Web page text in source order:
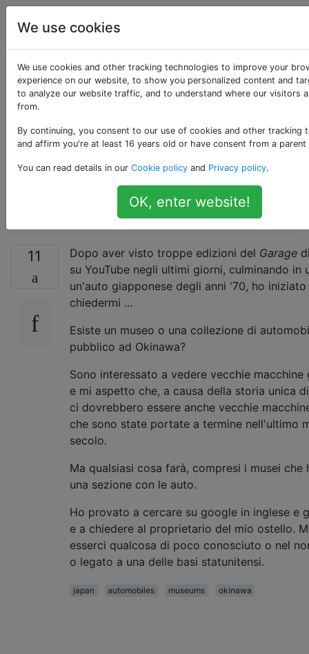
Viaggio
C'è qualche tipo di
museo
automobilistico in
qualsiasi parte di
Okinawa?
11 Dopo aver visto troppe edizioni del Garage
su YouTube negli ultimi giorni, culminando in
un'auto giapponese degli anni '70, ho iniziato
chiedermi ...
Esiste un museo o una collezione di
pubblico ad Okinawa?
Sono interessato a vedere vecchie macchine
e mi aspetto che, a causa della storia unica
ci dovrebbero essere anche vecchie
che sono state portate a termine nell'ultimo
secolo.
Ma qualsiasi cosa farà, compresi i musei che
una sezione con le auto.
Ho provato a cercare su google in inglese e
e a chiedere al proprietario del mio ostello.
esserci qualcosa di poco conosciuto o nel
o legato a una delle basi statunitensi.
japan automobiles museums okinawa
We use cookies
We use cookies and other tracking technologies to improve your
experience on our website, to show you personalized content and
to analyze our website traffic, and to understand where our visitors
from.
By continuing, you consent to our use of cookies and other tracking
and affirm you're at least 16 years old or have consent from a parent
You can read details in our Cookie policy and Privacy policy.
OK, enter website!